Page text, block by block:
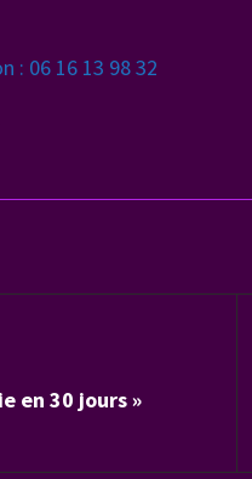
: 06 16 13 98 32
en 30 jours »